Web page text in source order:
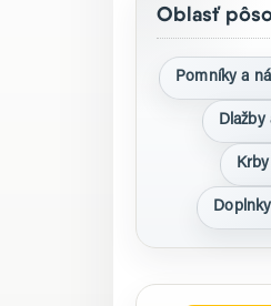
Oblasť
Pomníky a
Dlažby